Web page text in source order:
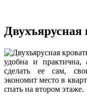
удобна и
сделать ее сам,
экономит место в
спать на втором этаже.